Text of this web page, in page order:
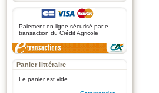
Paiement en ligne sécurisé par e-
transaction du Crédit Agricole
Panier littéraire
Le panier est vide